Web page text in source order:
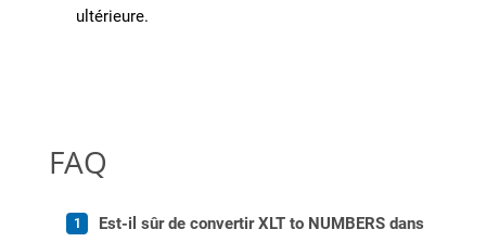
ultérieure.
FAQ
Est-il sûr de convertir XLT to NUMBERS dans